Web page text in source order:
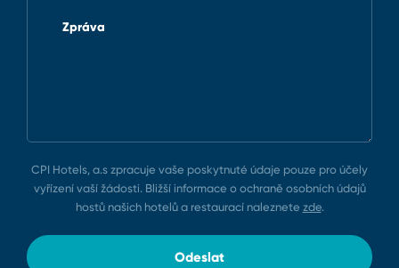
Zpráva
CPI Hotels, a.s zpracuje vaše poskytnuté údaje pouze pro účely
vyřízení vaší žádosti. Bližší informace o ochraně osobních údajů
hostů našich hotelů a restaurací naleznete zde.
Odeslat